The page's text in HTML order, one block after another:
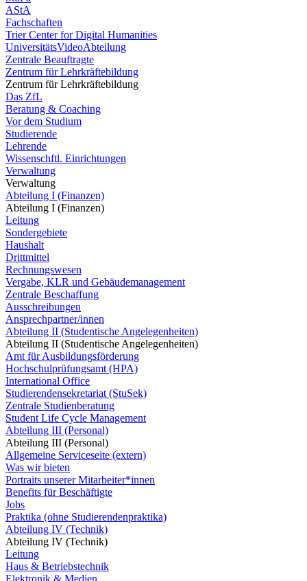
AStA
Fachschaften
Trier Center for Digital Humanities
UniversitätsVideoAbteilung
Zentrale Beauftragte
Zentrum für Lehrkräftebildung
Zentrum für Lehrkräftebildung
Das ZfL
Beratung & Coaching
Vor dem Studium
Studierende
Lehrende
Wissenschftl. Einrichtungen
Verwaltung
Verwaltung
Abteilung I (Finanzen)
Abteilung I (Finanzen)
Leitung
Sondergebiete
Haushalt
Drittmittel
Rechnungswesen
Vergabe, KLR und Gebäudemanagement
Zentrale Beschaffung
Ausschreibungen
Ansprechpartner/innen
Abteilung II (Studentische Angelegenheiten)
Abteilung II (Studentische Angelegenheiten)
Amt für Ausbildungsförderung
Hochschulprüfungsamt (HPA)
International Office
Studierendensekretariat (StuSek)
Zentrale Studienberatung
Student Life Cycle Management
Abteilung III (Personal)
Abteilung III (Personal)
Allgemeine Serviceseite (extern)
Was wir bieten
Portraits unserer Mitarbeiter*innen
Benefits für Beschäftigte
Jobs
Praktika (ohne Studierendenpraktika)
Abteilung IV (Technik)
Abteilung IV (Technik)
Leitung
Haus & Betriebstechnik
Elektronik & Medien